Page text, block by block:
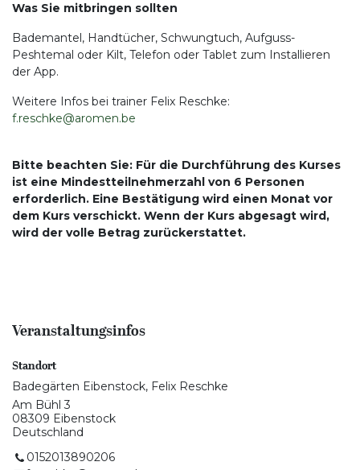
Was Sie mitbringen sollten
Bademantel, Handtücher, Schwungtuch, Aufguss-
Peshtemal oder Kilt, Telefon oder Tablet zum Installieren
der App.
Weitere Infos bei trainer Felix Reschke:
f.reschke@aromen.be
Bitte beachten Sie: Für die Durchführung des Kurses
ist eine Mindestteilnehmerzahl von 6 Personen
erforderlich. Eine Bestätigung wird einen Monat vor
dem Kurs verschickt. Wenn der Kurs abgesagt wird,
wird der volle Betrag zurückerstattet.
Veranstaltungsinfos
Standort
Badegärten Eibenstock, Felix Reschke
Am Bühl 3
08309 Eibenstock
Deutschland
0152013890206